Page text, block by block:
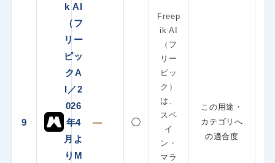
9
k AI
（フ
リー
ピッ
クA
I／2
026
年4
月よ
りM
— ◯
Freep
ik AI
（フ
リー
ピッ
ク）
は、
スペ
イ
ン・
マラ
この用途・
カテゴリへ
の適合度